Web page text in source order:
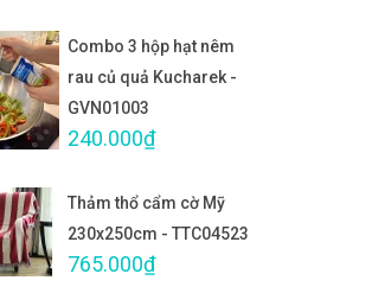
Combo 3 hộp hạt nêm
rau củ quả Kucharek -
GVN01003
240.000₫
Thảm thổ cẩm cờ Mỹ
230x250cm - TTC04523
765.000₫